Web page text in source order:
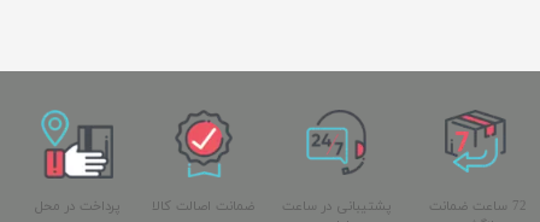
پشتیبانی در ساعت
پرداخت در محل
72 ساعت ضمانت
ضمانت اصالت کالا